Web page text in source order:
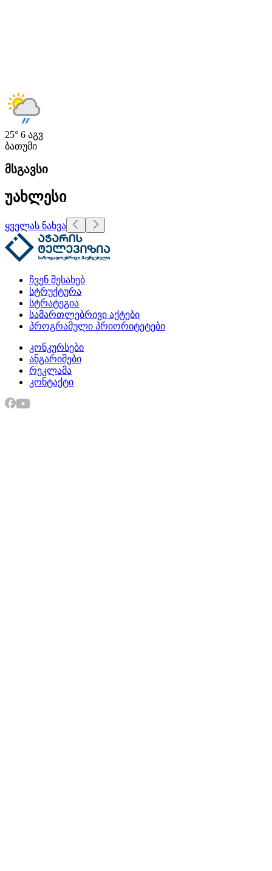
25° 6 აგვ
ბათუმი
მსგავსი
უახლესი
ყველას ნახვა
ჩვენ შესახებ
სტრუქტურა
სტრატეგია
სამართლებრივი აქტები
პროგრამული პრიორიტეტები
კონკურსები
ანგარიშები
რეკლამა
კონტაქტი